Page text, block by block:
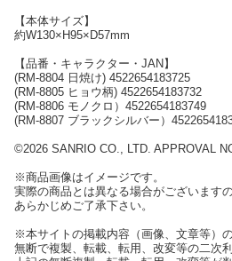
【本体サイズ】
約W130×H95×D57mm
【品番・キャラクター・JAN】
(RM-8804 日焼け) 4522654183725
(RM-8805 ヒョウ柄) 4522654183732
(RM-8806 モノクロ）4522654183749
(RM-8807 ブラックシルバー）
©2026 SANRIO CO., LTD. APPROVAL
※商品画像はイメージです。
実際の商品とは異なる場合がございます
あらかじめご了承下さい。
※本サイトの掲載内容（画像、文章等）の
無断で複製、転載、転用、改変等の二次